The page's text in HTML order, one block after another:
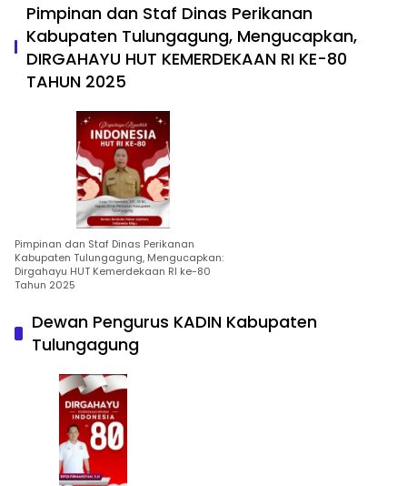
Pimpinan dan Staf Dinas Perikanan
Kabupaten Tulungagung, Mengucapkan,
DIRGAHAYU HUT KEMERDEKAAN RI KE-80
TAHUN 2025
Pimpinan dan Staf Dinas Perikanan
Kabupaten Tulungagung, Mengucapkan:
Dirgahayu HUT Kemerdekaan RI ke-80
Tahun 2025
Dewan Pengurus KADIN Kabupaten
Tulungagung